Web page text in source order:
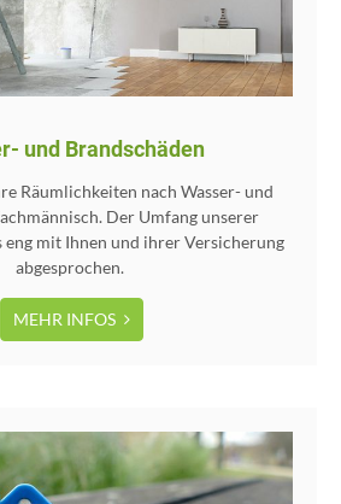
und Brandschäden
Räumlichkeiten nach Wasser- und
Der Umfang unserer
mit Ihnen und ihrer Versicherung
abgesprochen.
MEHR INFOS